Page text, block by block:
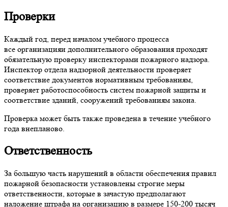
Проверки
Каждый год, перед началом учебного процесса
все организацияи дополнительного образования проходят
обязательную проверку инспекторами пожарного надзора.
Инспектор отдела надзорной деятельности проверяет
соответствие документов нормативным требованиям,
проверяет работоспособность систем пожарной защиты и
соответствие зданий, сооружений требованиям закона.
Проверка может быть также проведена в течение учебного
года внепланово.
Ответственность
За большую часть нарушений в области обеспечения правил
пожарной безопасности установлены строгие меры
ответственности, которые в зачастую предполагают
наложение штрафа на организацию в размере 150-200 тысяч